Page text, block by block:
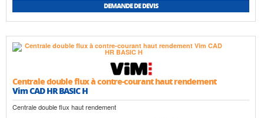
DEMANDE DE DEVIS
Centrale double flux à contre-courant haut rendement
Vim CAD HR BASIC H
Centrale double flux haut rendement